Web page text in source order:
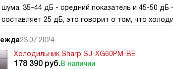
шума, 35–44 дБ - средний показатель и 45-50
составляет 25 дБ, это говорит о том, что
23.07.2024
Холодильник Sharp SJ-XG60PM-BE
178 390 руб.В наличии